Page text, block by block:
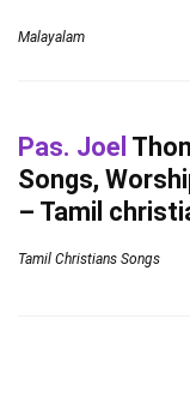
Malayalam
Pas. Joel
Songs,
– Tamil
Tamil Christians Songs